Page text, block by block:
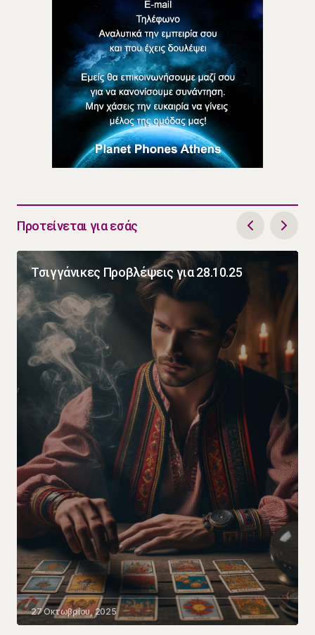
Προτείνεται για εσάς
Τσιγγάνικες Προβλέψεις για 28.10.25
27 Οκτωβρίου, 2025